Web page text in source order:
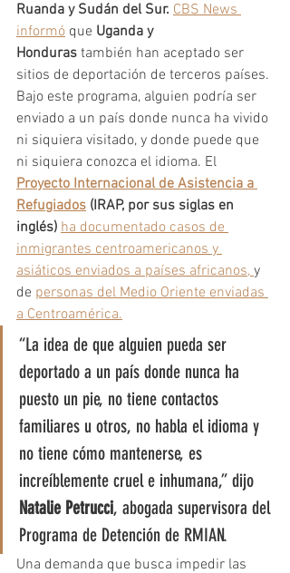
Ruanda y Sudán del Sur. CBS News
informó que Uganda y
Honduras también han aceptado ser
sitios de deportación de terceros países.
Bajo este programa, alguien podría ser
enviado a un país donde nunca ha vivido
ni siquiera visitado, y donde puede que
ni siquiera conozca el idioma. El
Proyecto Internacional de Asistencia a
Refugiados (IRAP, por sus siglas en
inglés) ha documentado casos de
inmigrantes centroamericanos y
asiáticos enviados a países africanos, y
de personas del Medio Oriente enviadas
a Centroamérica.
“La idea de que alguien pueda ser
deportado a un país donde nunca ha
puesto un pie, no tiene contactos
familiares u otros, no habla el idioma y
no tiene cómo mantenerse, es
increíblemente cruel e inhumana,” dijo
Natalie Petrucci, abogada supervisora del
Programa de Detención de RMIAN.
Una demanda que busca impedir las